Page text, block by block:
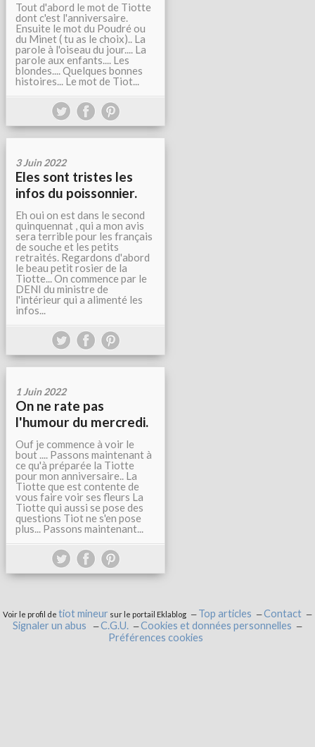
Tout d'abord le mot de Tiotte
dont c'est l'anniversaire.
Ensuite le mot du Poudré ou
du Minet ( tu as le choix).. La
parole à l'oiseau du jour.... La
parole aux enfants.... Les
blondes.... Quelques bonnes
histoires... Le mot de Tiot...
3 Juin 2022
Eles sont tristes les
infos du poissonnier.
Eh oui on est dans le second
quinquennat , qui a mon avis
sera terrible pour les français
de souche et les petits
retraités. Regardons d'abord
le beau petit rosier de la
Tiotte... On commence par le
DENI du ministre de
l'intérieur qui a alimenté les
infos...
1 Juin 2022
On ne rate pas
l'humour du mercredi.
Ouf je commence à voir le
bout .... Passons maintenant à
ce qu'à préparée la Tiotte
pour mon anniversaire.. La
Tiotte que est contente de
vous faire voir ses fleurs La
Tiotte qui aussi se pose des
questions Tiot ne s'en pose
plus... Passons maintenant...
Voir le profil de tiot mineur sur le portail Eklablog Top articles
Contact
Signaler un abus
C.G.U.
Cookies et données personnelles
Préférences cookies